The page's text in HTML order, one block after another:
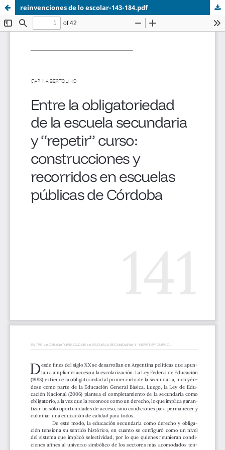
reinvenciones de lo escolar-143-184.pdf